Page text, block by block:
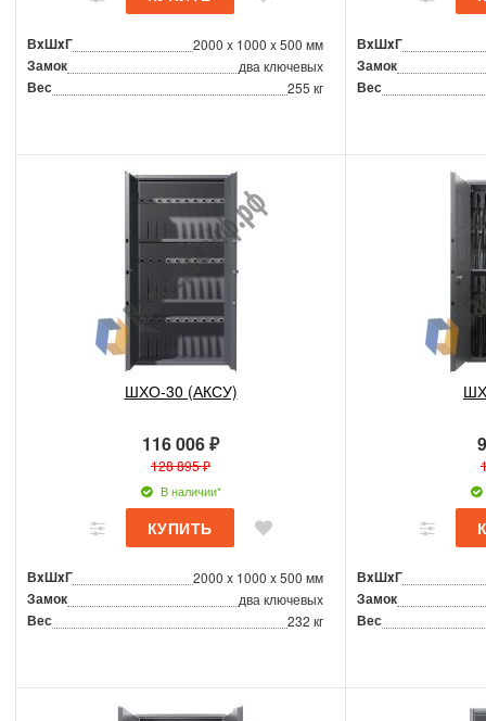
ВxШxГ 2000 x 1000 x 500 мм
Замок два ключевых
Вес 255 кг
ВxШxГ
Замок
Вес
ШХО-30 (АКСУ)
116 006 ₽
128 895 ₽
В наличии*
ВxШxГ 2000 x 1000 x 500 мм
Замок два ключевых
Вес 232 кг
ВxШxГ
Замок
Вес